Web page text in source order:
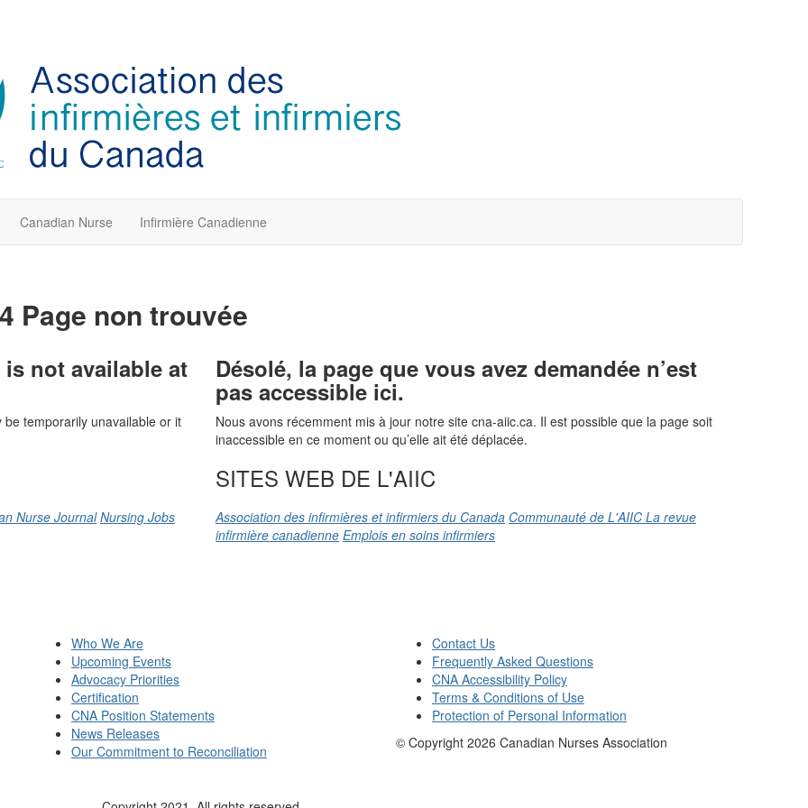
Canadian Nurse Infirmière Canadienne
Page non trouvée
not available at
temporarily unavailable or it
Nurse Journal Nursing Jobs
Désolé, la page que vous avez demandée n’est
pas accessible ici.
Nous avons récemment mis à jour notre site cna-aiic.ca. Il est possible que la page soit
inaccessible en ce moment ou qu’elle ait été déplacée.
SITES WEB DE L'AIIC
Association des infirmières et infirmiers du Canada Communauté de L'AIIC La revue
infirmière canadienne Emplois en soins infirmiers
Who We Are
Upcoming Events
Advocacy Priorities
Certification
CNA Position Statements
News Releases
Our Commitment to Reconciliation
Contact Us
Frequently Asked Questions
CNA Accessibility Policy
Terms & Conditions of Use
Protection of Personal Information
© Copyright 2026 Canadian Nurses Association